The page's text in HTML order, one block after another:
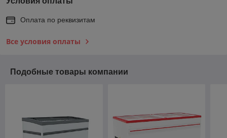
Оплата по реквизитам
Все условия оплаты
Подобные товары компании